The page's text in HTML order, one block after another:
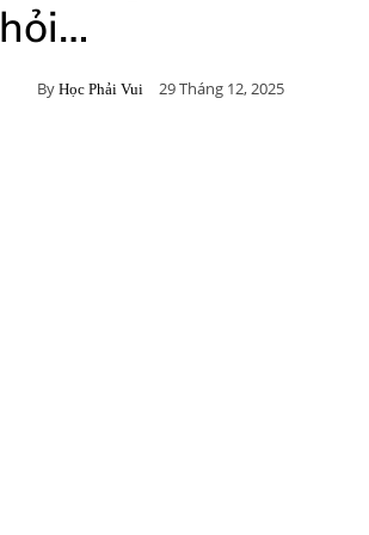
hỏi…
By Học Phải Vui 29 Tháng 12, 2025